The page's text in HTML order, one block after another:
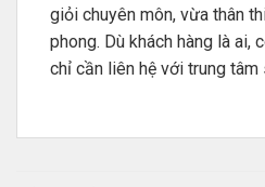
giỏi chuyên môn, vừa thân
phong. Dù khách hàng là ai,
chỉ cần liên hệ với trung